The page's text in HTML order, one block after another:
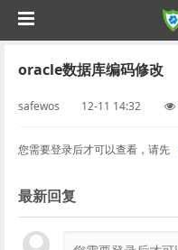
oracle数据库编码修改
safewos 12-11 14:32
您需要登录后才可以查看，请先
最新回复